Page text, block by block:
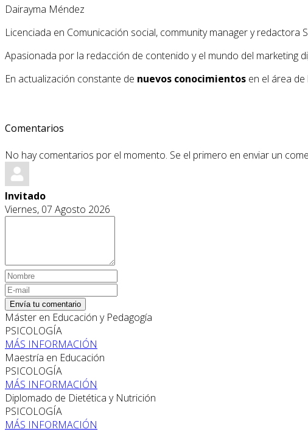
Dairayma Méndez
Licenciada en Comunicación social, community manager y redactora
Apasionada por la redacción de contenido y el mundo del marketing
En actualización constante de nuevos conocimientos en el área
Comentarios
No hay comentarios por el momento. Se el primero en enviar un
Invitado
Viernes, 07 Agosto 2026
Envía tu comentario
Máster en Educación y Pedagogía
PSICOLOGÍA
MÁS INFORMACIÓN
Maestría en Educación
PSICOLOGÍA
MÁS INFORMACIÓN
Diplomado de Dietética y Nutrición
PSICOLOGÍA
MÁS INFORMACIÓN